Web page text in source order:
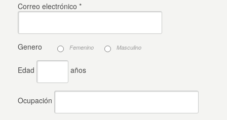
Correo electrónico *
Genero Femenino Masculino
Edad años
Ocupación